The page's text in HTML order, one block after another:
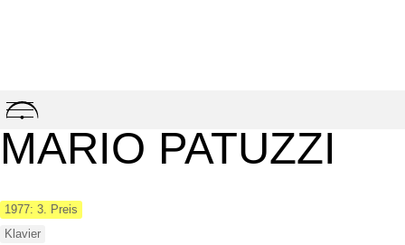
Skip
to
content
MARIO PATUZZI
1977: 3. Preis
Klavier